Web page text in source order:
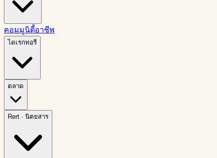
คอมมูนิตี้อาชีพ
ไดเรกทอรี
ตลาด
Rert · นิตยสาร